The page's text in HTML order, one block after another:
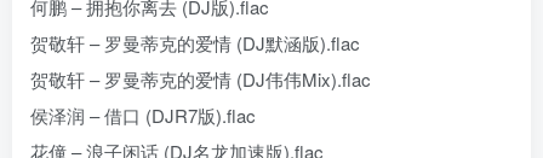
何鹏 – 拥抱你离去 (DJ版).flac
贺敬轩 – 罗曼蒂克的爱情 (DJ默涵版).flac
贺敬轩 – 罗曼蒂克的爱情 (DJ伟伟Mix).flac
侯泽润 – 借口 (DJR7版).flac
花僮 – 浪子闲话 (DJ名龙加速版).flac